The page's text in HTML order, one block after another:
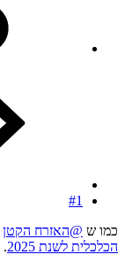
#1
כמו ש @האזרח הקטן
הכלכלית לשנת 2025
.